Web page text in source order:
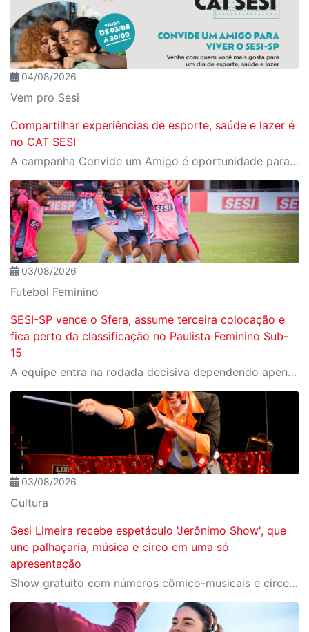
04/08/2026
Vem pro Sesi
Compartilhar experiências de esporte, saúde e lazer é
no CAT SESI
A campanha Convide um Amigo é oportunidade para reunir amigos para aproveitar juntos toda estrutura da unidade SESI-SP mais próxima. Os benefícios para clientes e convidados estão no regulamento
03/08/2026
Futebol Feminino
SESI-SP vence o Sfera, assume terceira colocação e
fica perto da classificação no Paulista Feminino Sub-
15
A equipe entra na rodada decisiva dependendo apenas de seus próprios resultados para avançar ao mata-mata
03/08/2026
Cultura
Sesi Limeira recebe espetáculo 'Jerônimo Show', que
une palhaçaria, música e circo em uma só
apresentação
Show gratuito com números cômico-musicais e circenses acontece no dia 15/08, sábado, às 16h, no CAT Sesi Limeira